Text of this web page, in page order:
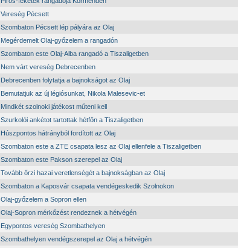
Vereség Pécsett
Szombaton Pécsett lép pályára az Olaj
Megérdemelt Olaj-győzelem a rangadón
Szombaton este Olaj-Alba rangadó a Tiszaligetben
Nem várt vereség Debrecenben
Debrecenben folytatja a bajnokságot az Olaj
Bemutatjuk az új légiósunkat, Nikola Malesevic-et
Mindkét szolnoki játékost műteni kell
Szurkolói ankétot tartottak hétfőn a Tiszaligetben
Húszpontos hátrányból fordított az Olaj
Szombaton este a ZTE csapata lesz az Olaj ellenfele a Tiszaligetben
Szombaton este Pakson szerepel az Olaj
Tovább őrzi hazai veretlenségét a bajnokságban az Olaj
Szombaton a Kaposvár csapata vendégeskedik Szolnokon
Olaj-győzelem a Sopron ellen
Olaj-Sopron mérkőzést rendeznek a hétvégén
Egypontos vereség Szombathelyen
Szombathelyen vendégszerepel az Olaj a hétvégén